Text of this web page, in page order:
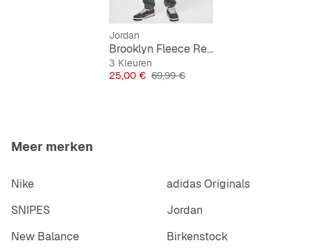
Jordan
Brooklyn Fleece Realtree Pants
3 Kleuren
Prijs
25,00 € Originele Prijs
69,99 €
Meer merken
Nike
adidas Originals
SNIPES
Jordan
New Balance
Birkenstock